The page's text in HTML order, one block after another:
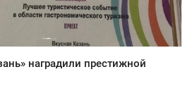
наградили престижной